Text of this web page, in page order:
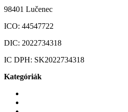
98401 Lučenec
ICO: 44547722
DIC: 2022734318
IC DPH: SK2022734318
Kategóriák